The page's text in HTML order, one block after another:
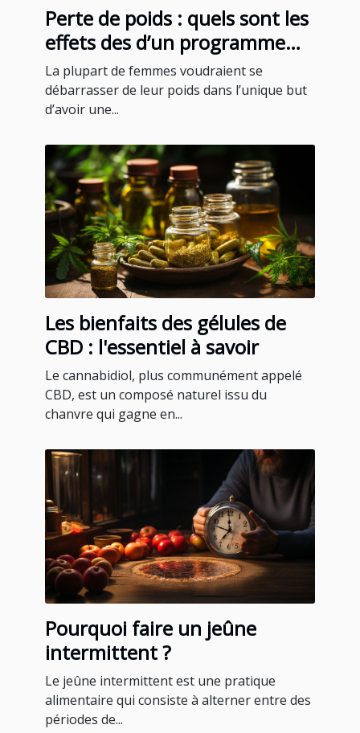
Perte de poids : quels sont les
effets des d’un programme
minceur pour femmes ?
La plupart de femmes voudraient se
débarrasser de leur poids dans l’unique but
d’avoir une...
Les bienfaits des gélules de
CBD : l'essentiel à savoir
Le cannabidiol, plus communément appelé
CBD, est un composé naturel issu du
chanvre qui gagne en...
Pourquoi faire un jeûne
intermittent ?
Le jeûne intermittent est une pratique
alimentaire qui consiste à alterner entre des
périodes de...